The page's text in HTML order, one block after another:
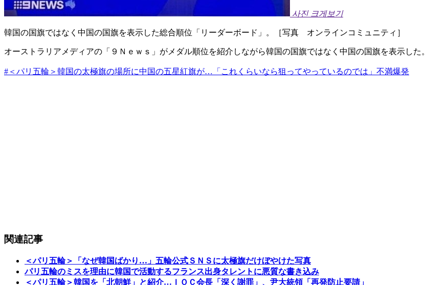
사진 크게보기
韓国の国旗ではなく中国の国旗を表示した総合順位「リーダーボード」。［写真 オンラインコミュニティ］
オーストラリアメディアの「９Ｎｅｗｓ」がメダル順位を紹介しながら韓国の国旗ではなく中国の国旗を表示した。
#＜パリ五輪＞韓国の太極旗の場所に中国の五星紅旗が…「これくらいなら狙ってやっているのでは」不満爆発
関連記事
＜パリ五輪＞「なぜ韓国ばかり…」五輪公式ＳＮＳに太極旗だけぼやけた写真
パリ五輪のミスを理由に韓国で活動するフランス出身タレントに悪質な書き込み
＜パリ五輪＞韓国を「北朝鮮」と紹介…ＩＯＣ会長「深く謝罪」、尹大統領「再発防止要請」